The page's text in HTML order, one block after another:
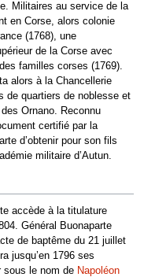
Militaires au service de la
en Corse, alors colonie
(1768), une
de la Corse avec
familles corses (1769).
alors à la Chancellerie
de quartiers de noblesse et
Ornano. Reconnu
certifié par la
d’obtenir pour son fils
militaire d’Autun.
accède à la titulature
Général Buonaparte
de baptême du 21 juillet
jusqu’en 1796 ses
sous le nom de Napoléon